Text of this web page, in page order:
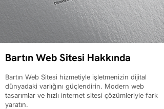
Bartın Web Sitesi Hakkında
Bartın Web Sitesi hizmetiyle işletmenizin dijital
dünyadaki varlığını güçlendirin. Modern web
tasarımlar ve hızlı internet sitesi çözümleriyle fark
yaratın.